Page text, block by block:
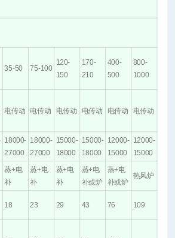
35-50 75-100
120-
150
170-
210
400-
500
800-
1000
电传动 电传动 电传动 电传动 电传动 电传动
18000-
27000
18000-
27000
15000-
18000
15000-
18000
12000-
15000
12000-
15000
蒸+电
补
蒸+电
补
蒸+电
补
蒸+电
补或炉
蒸+电
补或炉
热风炉
18 23 29 43 76 109